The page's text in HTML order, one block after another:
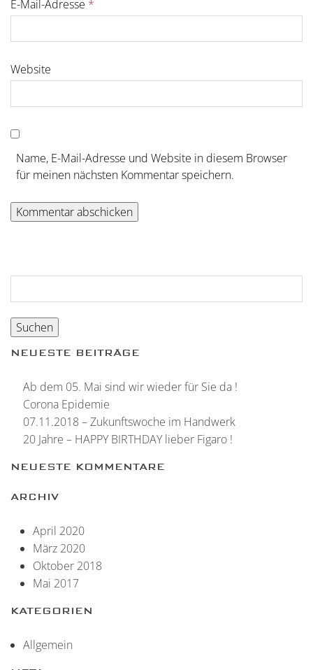
E-Mail-Adresse *
Website
Name, E-Mail-Adresse und Website in diesem Browser
für meinen nächsten Kommentar speichern.
Suchen
NEUESTE BEITRÄGE
Ab dem 05. Mai sind wir wieder für Sie da !
Corona Epidemie
07.11.2018 – Zukunftswoche im Handwerk
20 Jahre – HAPPY BIRTHDAY lieber Figaro !
NEUESTE KOMMENTARE
ARCHIV
April 2020
März 2020
Oktober 2018
Mai 2017
KATEGORIEN
Allgemein